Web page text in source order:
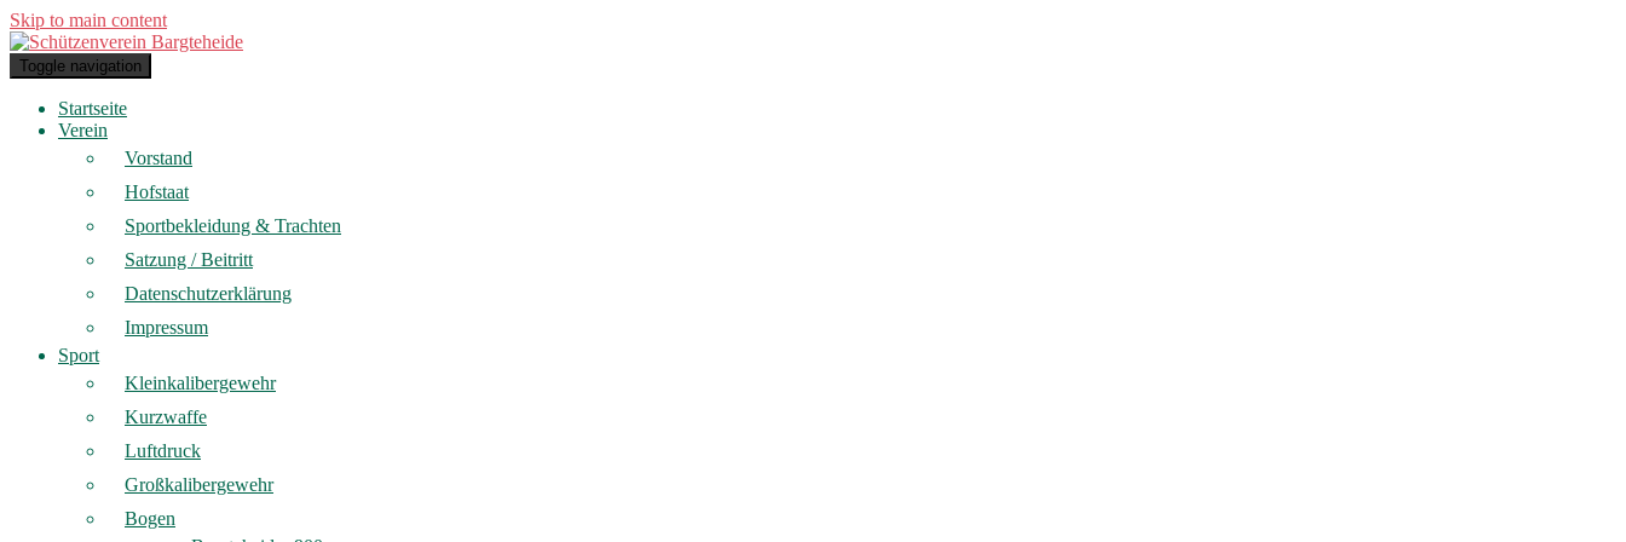
Skip to main content
Toggle navigation
Startseite
Verein
Vorstand
Hofstaat
Sportbekleidung & Trachten
Satzung / Beitritt
Datenschutzerklärung
Impressum
Sport
Kleinkalibergewehr
Kurzwaffe
Luftdruck
Großkalibergewehr
Bogen